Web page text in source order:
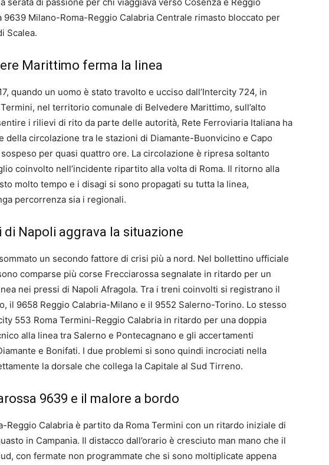
9639 Milano-Roma-Reggio Calabria Centrale rimasto bloccato per
Scalea.
Marittimo ferma la linea
quando un uomo è stato travolto e ucciso dall’Intercity 724, in
nel territorio comunale di Belvedere Marittimo, sull’alto
i rilievi di rito da parte delle autorità, Rete Ferroviaria Italiana ha
della circolazione tra le stazioni di Diamante-Buonvicino e Capo
per quasi quattro ore. La circolazione è ripresa soltanto
coinvolto nell’incidente ripartito alla volta di Roma. Il ritorno alla
molto tempo e i disagi si sono propagati su tutta la linea,
percorrenza sia i regionali.
di Napoli aggrava la situazione
un secondo fattore di crisi più a nord. Nel bollettino ufficiale
comparse più corse Frecciarossa segnalate in ritardo per un
nei pressi di Napoli Afragola. Tra i treni coinvolti si registrano il
il 9658 Reggio Calabria-Milano e il 9552 Salerno-Torino. Lo stesso
553 Roma Termini-Reggio Calabria in ritardo per una doppia
alla linea tra Salerno e Pontecagnano e gli accertamenti
e Bonifati. I due problemi si sono quindi incrociati nella
la dorsale che collega la Capitale al Sud Tirreno.
9639 e il malore a bordo
Reggio Calabria è partito da Roma Termini con un ritardo iniziale di
in Campania. Il distacco dall’orario è cresciuto man mano che il
con fermate non programmate che si sono moltiplicate appena